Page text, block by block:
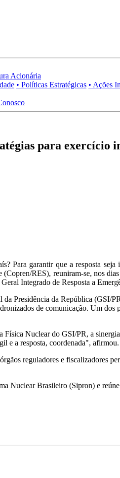
Acionária
• Políticas Estratégicas • Ações
para exercício
Para garantir que a resposta
RES), reuniram-se, nos
Integrado de Resposta a
Presidência da República (GSI/
de comunicação. Um
Nuclear do GSI/PR, a
e a resposta, coordenada", afirmou.
reguladores e fiscalizadores
Nuclear Brasileiro (Sipron) e